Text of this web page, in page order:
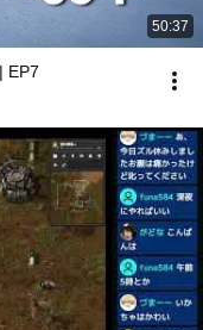
50:37
EP7